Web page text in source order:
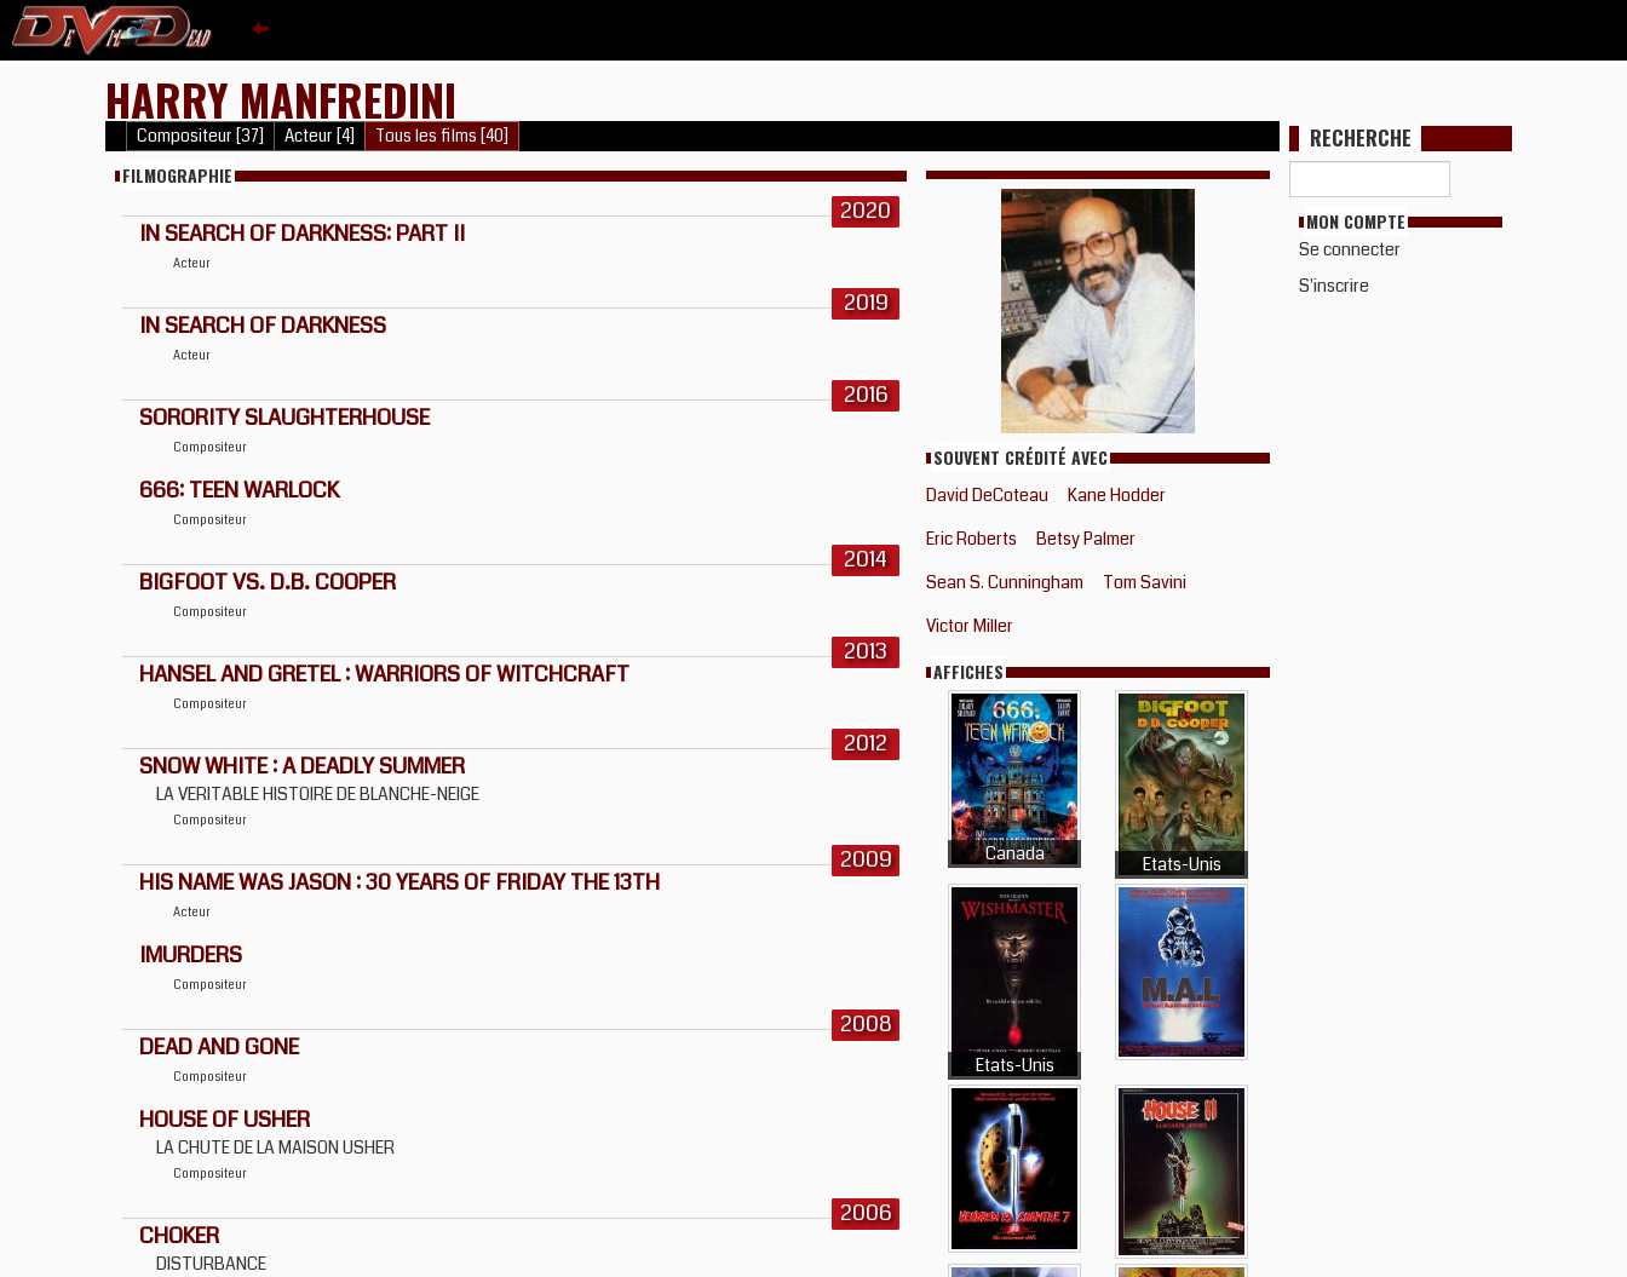
HARRY MANFREDINI
Compositeur [37] Acteur [4] Tous les films [40]
FILMOGRAPHIE
2020
IN SEARCH OF DARKNESS: PART II
Acteur
2019
IN SEARCH OF DARKNESS
Acteur
2016
SORORITY SLAUGHTERHOUSE
Compositeur
666: TEEN WARLOCK
Compositeur
2014
BIGFOOT VS. D.B. COOPER
Compositeur
2013
HANSEL AND GRETEL : WARRIORS OF WITCHCRAFT
Compositeur
2012
SNOW WHITE : A DEADLY SUMMER
LA VERITABLE HISTOIRE DE BLANCHE-NEIGE
Compositeur
2009
HIS NAME WAS JASON : 30 YEARS OF FRIDAY THE 13TH
Acteur
IMURDERS
Compositeur
2008
DEAD AND GONE
Compositeur
HOUSE OF USHER
LA CHUTE DE LA MAISON USHER
Compositeur
2006
CHOKER
DISTURBANCE
SOUVENT CRÉDITÉ AVEC
David DeCoteau
Kane Hodder
Eric Roberts
Betsy Palmer
Sean S. Cunningham
Tom Savini
Victor Miller
AFFICHES
Canada Etats-Unis
Etats-Unis
RECHERCHE
MON COMPTE
Se connecter
S'inscrire